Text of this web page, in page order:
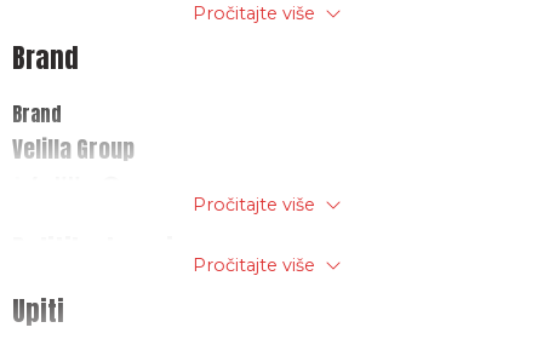
3 prošivena džepa s obrnutim patentnim zatvaračem
Materijal: SOFTSHELL. 94% poliester – 6% elastan,
Pročitajte više
Brand
Brand
Velilla Group
Pročitajte više
Politika trgovinePročitajte više
Upiti